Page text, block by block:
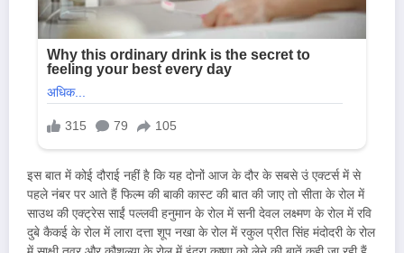
इस बात में कोई दौराई नहीं है कि यह दोनों आज के दौर के सबसे उं एक्टर्स में से
पहले नंबर पर आते हैं फिल्म की बाकी कास्ट की बात की जाए तो सीता के रोल में
साउथ की एक्ट्रेस साईं पल्लवी हनुमान के रोल में सनी देवल लक्ष्मण के रोल में रवि
दुबे कैकई के रोल में लारा दत्ता शूप नखा के रोल में रकुल प्रीत सिंह मंदोदरी के रोल